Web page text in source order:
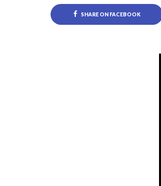
SHARE ON FACEBOOK